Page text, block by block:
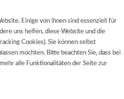
Einige von ihnen sind essenziell für
uns helfen, diese Website und die
Cookies). Sie können selbst
möchten. Bitte beachten Sie, dass bei
alle Funktionalitäten der Seite zur
Einige von ihnen sind essenziell für
uns helfen, diese Website und die
Cookies). Sie können selbst
möchten. Bitte beachten Sie, dass bei
alle Funktionalitäten der Seite zur
Einige von ihnen sind essenziell für
uns helfen, diese Website und die
Cookies). Sie können selbst
möchten. Bitte beachten Sie, dass bei
alle Funktionalitäten der Seite zur